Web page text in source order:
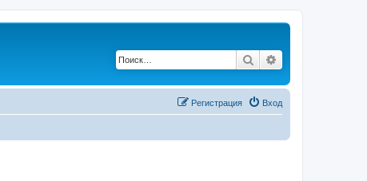
Поиск
Вход
Регистрация